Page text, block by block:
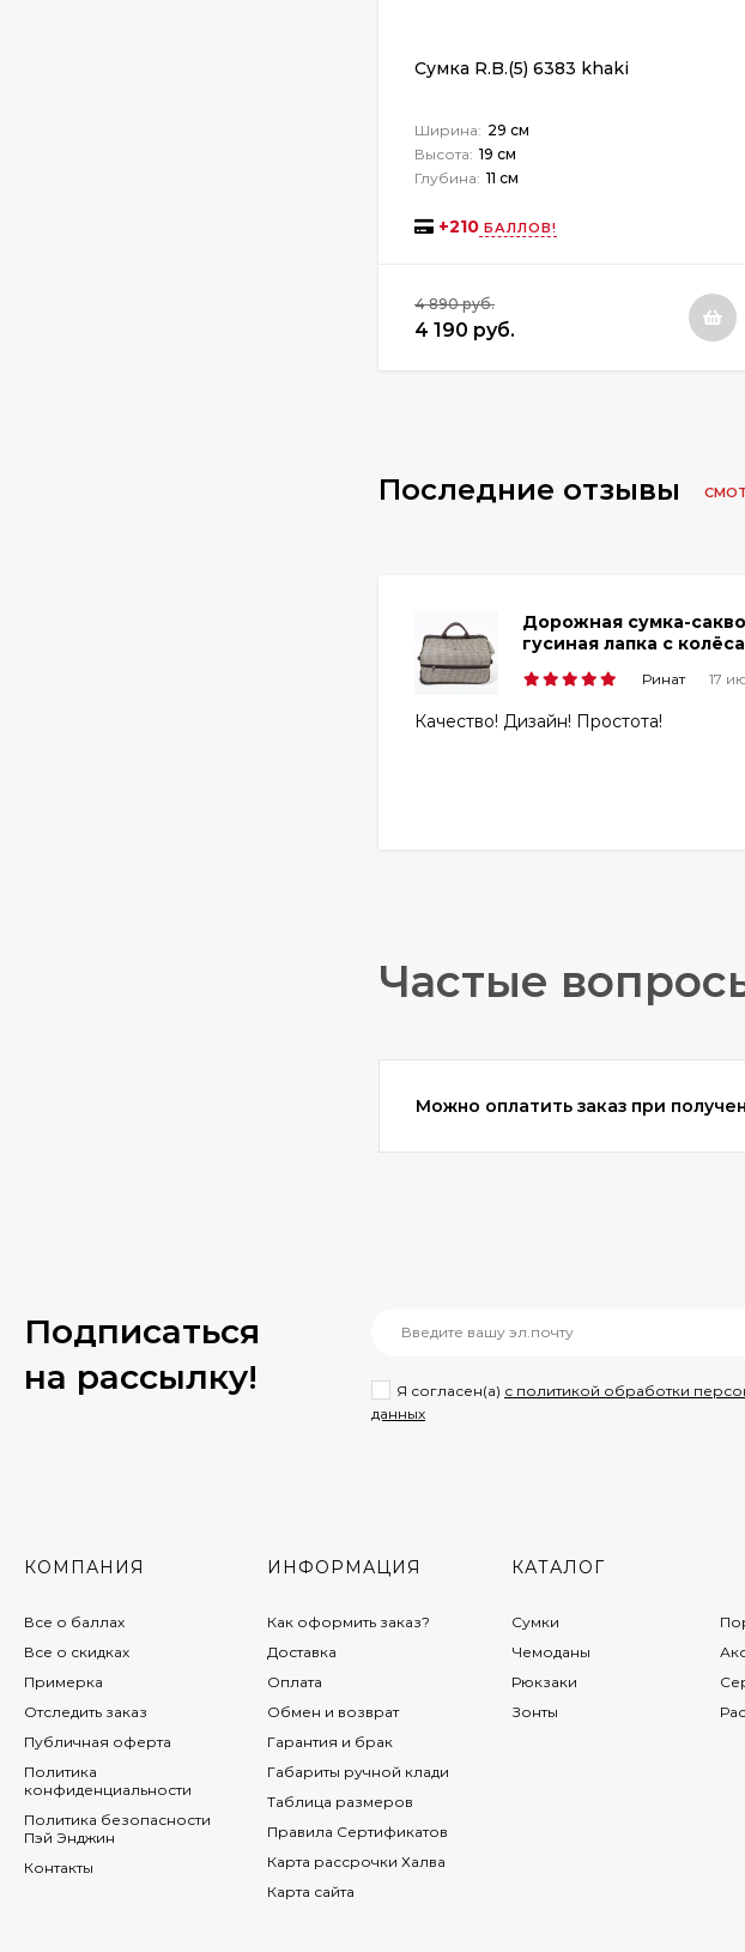
Сумка R.B.(5) 6383 khaki
Ширина: 29 см
Высота: 19 см
Глубина: 11 см
+210 БАЛЛОВ!
4 890 руб.
4 190 руб.
Последние отзывы
Дорожная сумка-
гусиная лапка с
Ринат 17
Качество! Дизайн! Простота!
Частые
Можно оплатить заказ при
Подписаться
на рассылкy!
Я согласен(a) с политикой обработки
данных
КОМПАНИЯ
Все о баллах
Все о скидках
Примерка
Отследить заказ
Публичная оферта
Политика
конфиденциальности
Политика безопасности
Пэй Энджин
Контакты
ИНФОРМАЦИЯ
Как оформить заказ?
Доставка
Оплата
Обмен и возврат
Гарантия и брак
Габариты ручной клади
Таблица размеров
Правила Сертификатов
Карта рассрочки Халва
Карта сайта
КАТАЛОГ
Сумки
Чемоданы
Рюкзаки
Зонты